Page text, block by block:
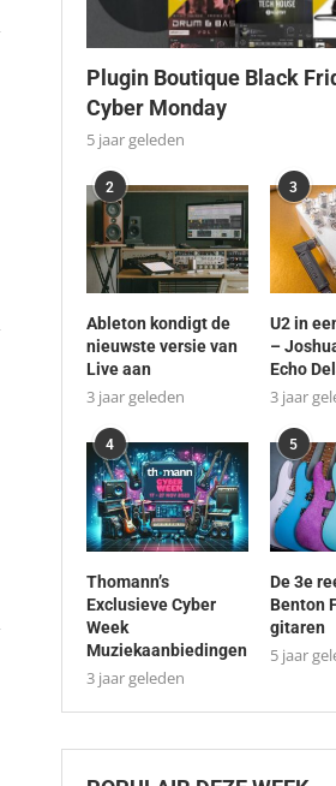
Plugin Boutique Black
Cyber Monday
5 jaar geleden
2
Ableton kondigt de
nieuwste versie van
Live aan
3 jaar geleden
3
U2 in
–
Echo
3 jaar
4
Thomann’s
Exclusieve Cyber
Week
Muziekaanbiedingen
3 jaar geleden
5
De 3e
Benton
gitaren
5 jaar